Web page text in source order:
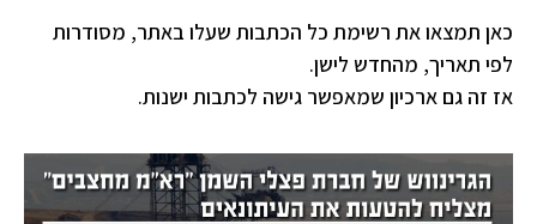
כאן תמצאו את רשימת כל הכתבות שעלו באתר, מסודרות
לפי תאריך, מהחדש לישן.
אז זה גם ארכיון שמאפשר גישה לכתבות ישנות.